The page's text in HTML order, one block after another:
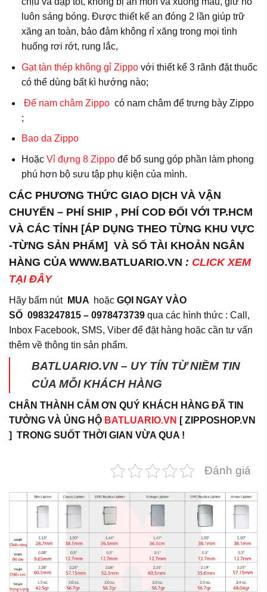
luôn sáng bóng. Được thiết kế an đóng 2 lần giúp trữ
xăng an toàn, bảo đảm không rỉ xăng trong mọi tình
huống rơi rớt, rung lắc,
Gạt tàn thép không gỉ Zippo với thiết kế 3 rãnh đặt thuốc
có thể dùng bất kì hướng nào;
Đế nam châm Zippocó nam châm để trưng bày Zippo
;
Bao da Zippo
Hoặc Vỉ đựng 8 Zippođể bổ sung góp phần làm phong
phú hơn bộ sưu tập phụ kiện của mình.
CÁC PHƯƠNG THỨC GIAO DỊCH VÀ VẬN
CHUYỂN – PHÍ SHIP , PHÍ COD ĐỐI VỚI TP.HCM
VÀ CÁC TỈNH [ÁP DỤNG THEO TỪNG KHU VỰC
-TỪNG SẢN PHẨM] VÀ SỐ TÀI KHOẢN NGÂN
HÀNG CỦA WWW.BATLUARIO.VN : CLICK XEM
TẠI ĐÂY
Hãy bấm nút MUA hoặc GỌI NGAY VÀO
SỐ 0983247815 – 0978473739 qua các hình thức : Call,
Inbox Facebook, SMS, Viber để đặt hàng hoặc cần tư vấn
thêm về thông tin sản phẩm.
BATLUARIO.VN – UY TÍN TỪ NIỀM TIN
CỦA MỖI KHÁCH HÀNG
CHÂN THÀNH CẢM ƠN QUÝ KHÁCH HÀNG ĐÃ TIN
TƯỞNG VÀ ỦNG HỘ BATLUARIO.VN [ ZIPPOSHOP.VN
] TRONG SUỐT THỜI GIAN VỪA QUA !
Đánh giá